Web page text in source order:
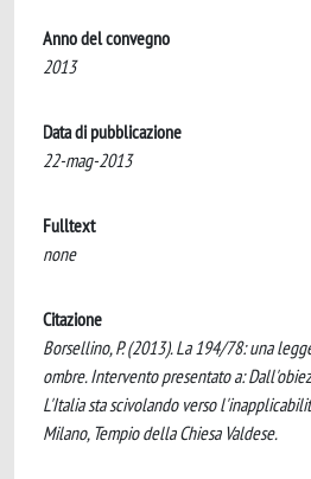
Anno del convegno
2013
Data di pubblicazione
22-mag-2013
Fulltext
none
Citazione
Borsellino, P. (2013). La 194/78: una
ombre. Intervento presentato a:
L'Italia sta scivolando verso
Milano, Tempio della Chiesa Valdese.